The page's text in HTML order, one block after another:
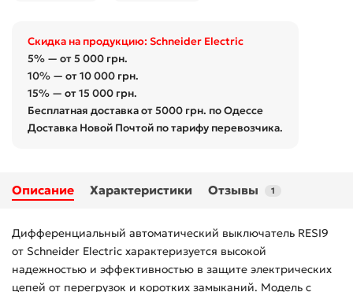
Скидка на продукцию: Schneider Electric
5% — от 5 000 грн.
10% — от 10 000 грн.
15% — от 15 000 грн.
Бесплатная доставка от 5000 грн. по Одессе
Доставка Новой Почтой по тарифу перевозчика.
Описание Характеристики Отзывы 1
Дифференциальный автоматический выключатель RESI9
от Schneider Electric характеризуется высокой
надежностью и эффективностью в защите электрических
цепей от перегрузок и коротких замыканий. Модель с